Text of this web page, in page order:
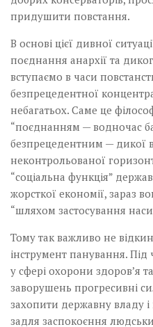
придушити повстання.
В основі цієї дивної
поєднання анархії та
вступаємо в часи
безпрецедентної
небагатьох. Саме це
“поєднанням — водночас
безпрецедентним — дикої
неконтрольованої
“соціальна функція”
жорсткої економії, зараз
“шляхом застосування
Тому так важливо не
інструмент панування. Під
у сфері охорони здоров’я
заворушень прогресивні
захопити державну владу
задля заспокоєння